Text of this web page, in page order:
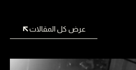
عرض كل المقالات